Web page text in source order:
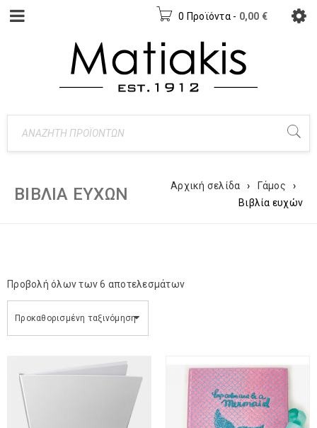
0 Προϊόντα - 0,00 €
ΒΙΒΛΊΑ ΕΥΧΏΝ Αρχική σελίδα › Γάμος
›
Βιβλία ευχών
Προβολή όλων των 6 αποτελεσμάτων
Προκαθορισμένη ταξινόμηση